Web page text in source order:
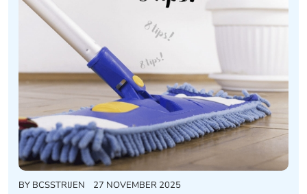
BY BCSSTRIJEN 27 NOVEMBER 2025